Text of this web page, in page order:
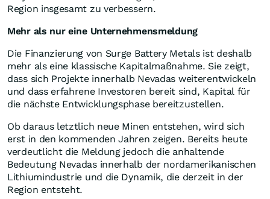
Region insgesamt zu verbessern.
Mehr als nur eine Unternehmensmeldung
Die Finanzierung von Surge Battery Metals ist deshalb
mehr als eine klassische Kapitalmaßnahme. Sie zeigt,
dass sich Projekte innerhalb Nevadas weiterentwickeln
und dass erfahrene Investoren bereit sind, Kapital für
die nächste Entwicklungsphase bereitzustellen.
Ob daraus letztlich neue Minen entstehen, wird sich
erst in den kommenden Jahren zeigen. Bereits heute
verdeutlicht die Meldung jedoch die anhaltende
Bedeutung Nevadas innerhalb der nordamerikanischen
Lithiumindustrie und die Dynamik, die derzeit in der
Region entsteht.